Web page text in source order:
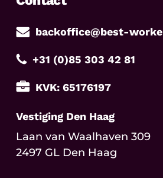
backoffice@best-
+31 (0)85 303 42 81
KVK: 65176197
Vestiging Den Haag
Laan van Waalhaven 309
2497 GL Den Haag